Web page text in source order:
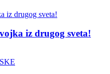
iz drugog sveta!